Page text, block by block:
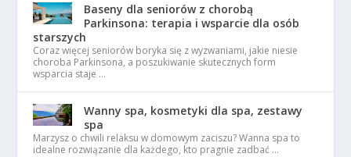
Baseny dla seniorów z chorobą
Parkinsona: terapia i wsparcie dla osób
starszych
Coraz więcej seniorów boryka się z wyzwaniami, jakie niesie
choroba Parkinsona, a poszukiwanie skutecznych form
wsparcia staje …
Wanny spa, kosmetyki dla spa, zestawy
spa
Marzysz o chwili relaksu w domowym zaciszu? Wanna spa to
idealne rozwiązanie dla każdego, kto pragnie zadbać …